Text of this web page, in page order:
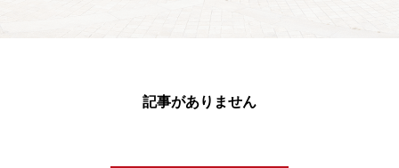
記事がありません